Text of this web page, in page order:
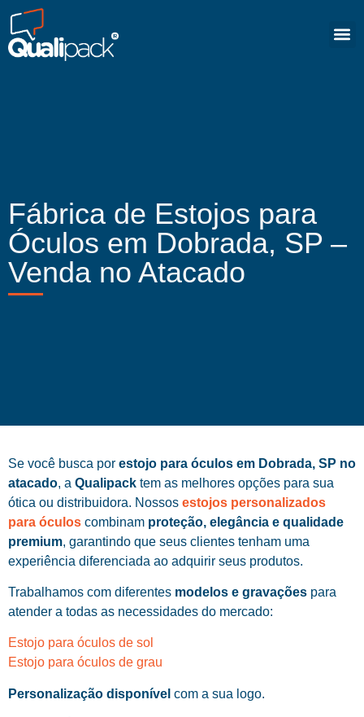
Fábrica de Estojos para
Óculos em Dobrada, SP –
Venda no Atacado
Se você busca por estojo para óculos em Dobrada, SP no
atacado, a Qualipack tem as melhores opções para sua
ótica ou distribuidora. Nossos estojos personalizados
para óculos combinam proteção, elegância e qualidade
premium, garantindo que seus clientes tenham uma
experiência diferenciada ao adquirir seus produtos.
Trabalhamos com diferentes modelos e gravações para
atender a todas as necessidades do mercado:
Estojo para óculos de sol
Estojo para óculos de grau
Personalização disponível com a sua logo.